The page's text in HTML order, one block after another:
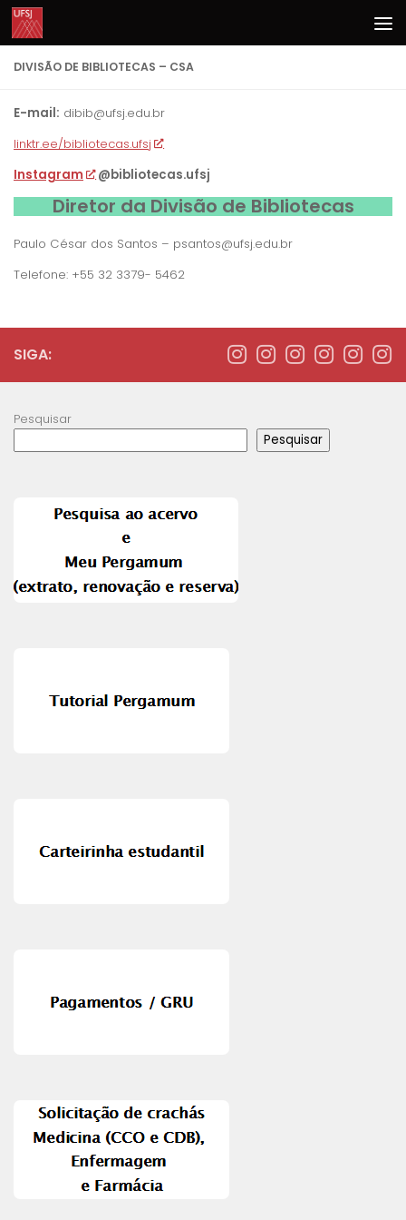
Skip to content
DIVISÃO DE BIBLIOTECAS – CSA
E-mail: dibib@ufsj.edu.br
linktr.ee/bibliotecas.ufsj
Instagram
@bibliotecas.ufsj
Diretor da Divisão de Bibliotecas
Paulo César dos Santos – psantos@ufsj.edu.br
Telefone: +55 32 3379- 5462
SIGA:
Pesquisar
Pesquisar